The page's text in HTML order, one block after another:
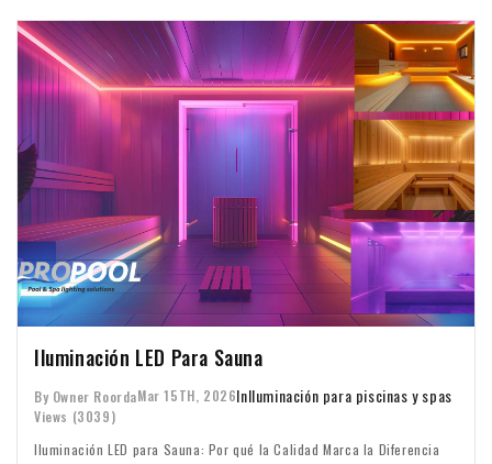
Iluminación LED Para Sauna
By Owner RoordaMar 15TH, 2026InIluminación para piscinas y spas
Views (3039)
Iluminación LED para Sauna: Por qué la Calidad Marca la Diferencia